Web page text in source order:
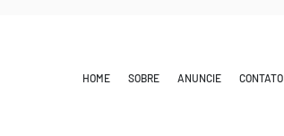
HOME SOBRE ANUNCIE CONTATO